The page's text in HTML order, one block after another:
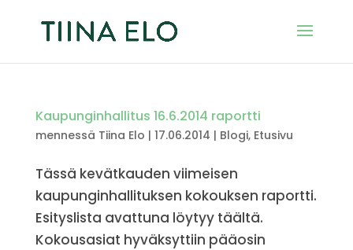
Kaupunginhallitus 16.6.2014 raportti
mennessä Tiina Elo | 17.06.2014 | Blogi, Etusivu
Tässä kevätkauden viimeisen
kaupunginhallituksen kokouksen raportti.
Esityslista avattuna löytyy täältä.
Kokousasiat hyväksyttiin pääosin